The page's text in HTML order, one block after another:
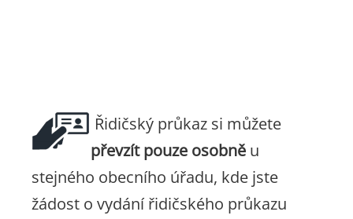
Řidičský průkaz si můžete
převzít pouze osobně u
stejného obecního úřadu, kde jste
žádost o vydání řidičského průkazu